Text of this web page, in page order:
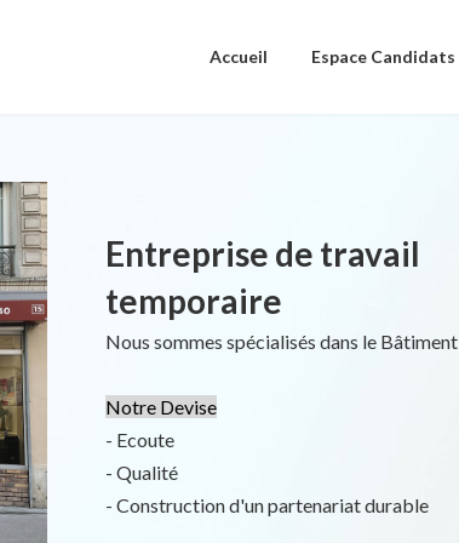
Accueil Espace Candidats
Entreprise de travail
temporaire
Nous sommes spécialisés dans le Bâtiment
Notre Devise
- Ecoute
- Qualité
- Construction d'un partenariat durable